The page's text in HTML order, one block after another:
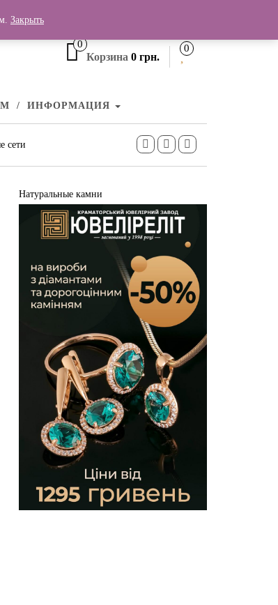
0
Корзина 0 грн.
0
ИНФОРМАЦИЯ
сети
Натуральные камни
Закрыть